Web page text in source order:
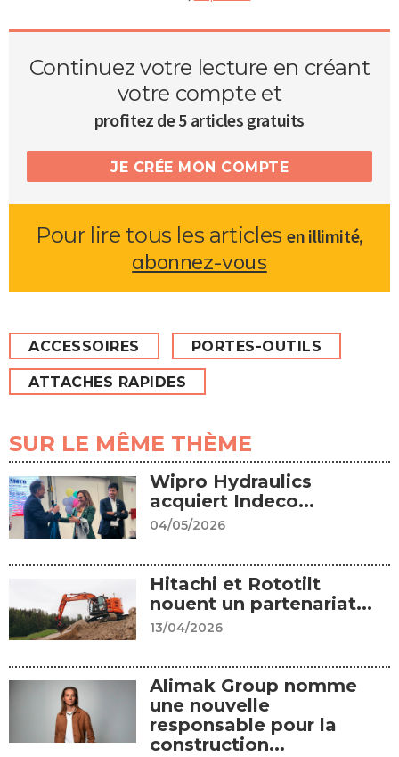
Continuez votre lecture en créant
votre compte et
profitez de 5 articles gratuits
JE CRÉE MON COMPTE
Pour lire tous les articlesen illimité,
abonnez-vous
ACCESSOIRES PORTES-OUTILS
ATTACHES RAPIDES
SUR LE MÊME THÈME
Wipro Hydraulics
acquiert Indeco...
04/05/2026
Hitachi et Rototilt
nouent un partenariat...
13/04/2026
Alimak Group nomme
une nouvelle
responsable pour la
construction...